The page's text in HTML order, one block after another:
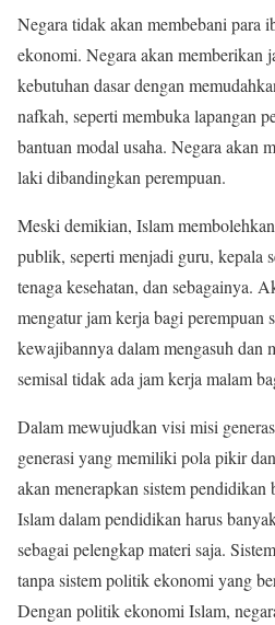
Negara tidak akan membebani para
ekonomi. Negara akan memberikan
kebutuhan dasar dengan
nafkah, seperti membuka lapangan
bantuan modal usaha. Negara akan
laki dibandingkan perempuan.
Meski demikian, Islam
publik, seperti menjadi guru, kepala
tenaga kesehatan, dan sebagainya.
mengatur jam kerja bagi perempuan
kewajibannya dalam mengasuh dan
semisal tidak ada jam kerja malam
Dalam mewujudkan visi misi
generasi yang memiliki pola pikir
akan menerapkan sistem pendidikan
Islam dalam pendidikan harus
sebagai pelengkap materi saja.
tanpa sistem politik ekonomi yang
Dengan politik ekonomi Islam,